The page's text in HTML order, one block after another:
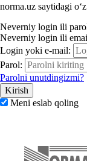
norma.uz saytidagi
Neverniy login ili
Neverniy login ili
Login yoki e-mail:
Parol:
Parolni unutdingizmi?
Meni eslab qoling